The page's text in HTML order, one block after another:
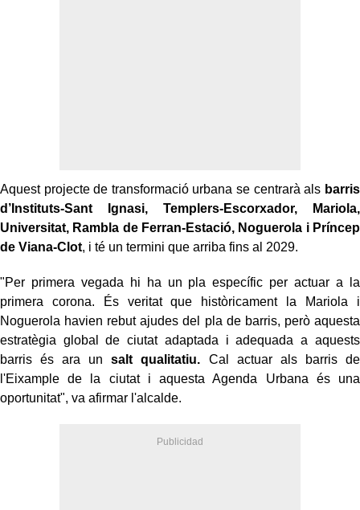
Aquest projecte de transformació urbana se centrarà als barris
d’Instituts-Sant Ignasi, Templers-Escorxador, Mariola,
Universitat, Rambla de Ferran-Estació, Noguerola i Príncep
de Viana-Clot, i té un termini que arriba fins al 2029.
"Per primera vegada hi ha un pla específic per actuar a la
primera corona. És veritat que històricament la Mariola i
Noguerola havien rebut ajudes del pla de barris, però aquesta
estratègia global de ciutat adaptada i adequada a aquests
barris és ara unsalt qualitatiu. Cal actuar als barris de
l'Eixample de la ciutat i aquesta Agenda Urbana és una
oportunitat", va afirmar l'alcalde.